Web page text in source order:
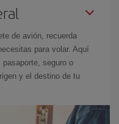
de avión, recuerda
para volar. Aquí
seguro o
y el destino de tu